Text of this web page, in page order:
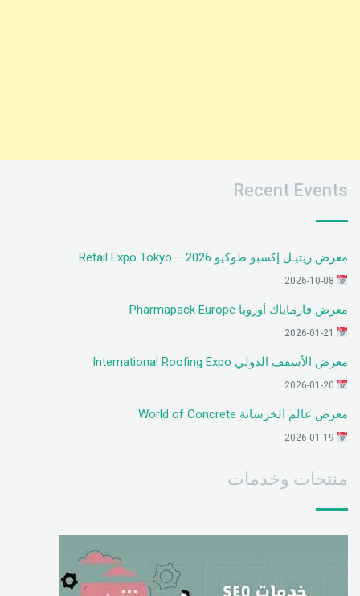
Recent Events
معرض ريتيـل إكسبو طوكيو 2026 – Retail Expo Tokyo
معرض فارماباك أوروبا Pharmapack Europe
معرض الأسقف الدولي International Roofing Expo
معرض عالم الخرسانة World of Concrete
منتجات وخدمات